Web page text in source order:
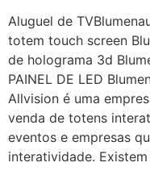
Aluguel de
totem touch screen
de holograma 3d
PAINEL DE LED
Allvision é uma
venda de totens
eventos e empresas
interatividade.